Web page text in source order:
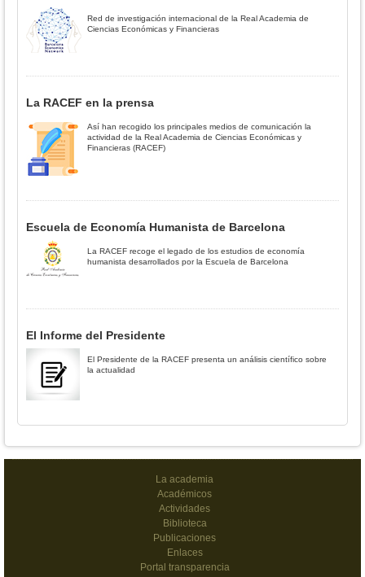
Red de investigación internacional de la Real Academia de
Ciencias Económicas y Financieras
La RACEF en la prensa
Así han recogido los principales medios de comunicación la
actividad de la Real Academia de Ciencias Económicas y
Financieras (RACEF)
Escuela de Economía Humanista de Barcelona
La RACEF recoge el legado de los estudios de economía
humanista desarrollados por la Escuela de Barcelona
El Informe del Presidente
El Presidente de la RACEF presenta un análisis científico sobre
la actualidad
La academia
Académicos
Actividades
Biblioteca
Publicaciones
Enlaces
Portal transparencia